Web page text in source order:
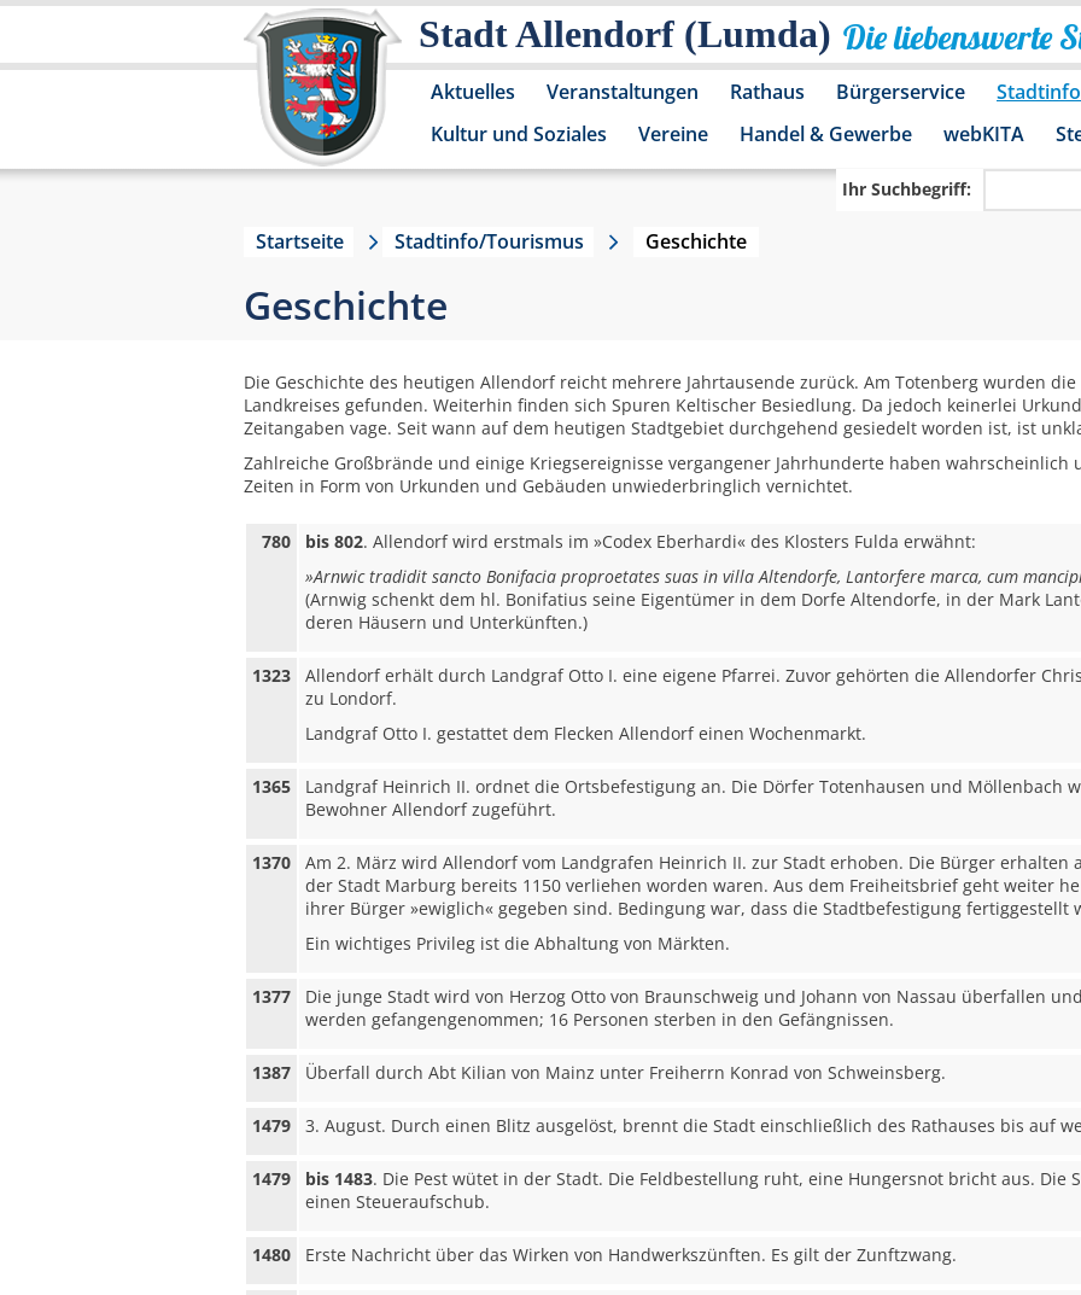
Stadt Allendorf (Lumda) Die liebenswerte
Aktuelles Veranstaltungen Rathaus Bürgerservice
Kultur und Soziales
Vereine Handel & Gewerbe webKITA
Ihr Suchbegriff:
Startseite Stadtinfo/Tourismus Geschichte
Geschichte
Die Geschichte des heutigen Allendorf reicht mehrere Jahrtausende zurück. Am Totenberg wurden
Landkreises gefunden. Weiterhin finden sich Spuren Keltischer Besiedlung. Da jedoch keinerlei
Zeitangaben vage. Seit wann auf dem heutigen Stadtgebiet durchgehend gesiedelt worden ist, ist
Zahlreiche Großbrände und einige Kriegsereignisse vergangener Jahrhunderte haben
Zeiten in Form von Urkunden und Gebäuden unwiederbringlich vernichtet.
780 bis 802. Allendorf wird erstmals im »Codex Eberhardi« des Klosters Fulda erwähnt:
»Arnwic tradidit sancto Bonifacia proproetates suas in villa Altendorfe, Lantorfere marca, cum
(Arnwig schenkt dem hl. Bonifatius seine Eigentümer in dem Dorfe Altendorfe, in der Mark
deren Häusern und Unterkünften.)
1323
Allendorf erhält durch Landgraf Otto I. eine eigene Pfarrei. Zuvor gehörten die Allendorfer
zu Londorf.
Landgraf Otto I. gestattet dem Flecken Allendorf einen Wochenmarkt.
1365
Landgraf Heinrich II. ordnet die Ortsbefestigung an. Die Dörfer Totenhausen und Möllenbach
Bewohner Allendorf zugeführt.
1370
Am 2. März wird Allendorf vom Landgrafen Heinrich II. zur Stadt erhoben. Die Bürger erhalten
der Stadt Marburg bereits 1150 verliehen worden waren. Aus dem Freiheitsbrief geht weiter
ihrer Bürger »ewiglich« gegeben sind. Bedingung war, dass die Stadtbefestigung fertiggestellt
Ein wichtiges Privileg ist die Abhaltung von Märkten.
1377
Die junge Stadt wird von Herzog Otto von Braunschweig und Johann von Nassau überfallen
werden gefangengenommen; 16 Personen sterben in den Gefängnissen.
1387 Überfall durch Abt Kilian von Mainz unter Freiherrn Konrad von Schweinsberg.
1479 3. August. Durch einen Blitz ausgelöst, brennt die Stadt einschließlich des Rathauses bis auf
1479 bis 1483. Die Pest wütet in der Stadt. Die Feldbestellung ruht, eine Hungersnot bricht aus. Die
einen Steueraufschub.
1480 Erste Nachricht über das Wirken von Handwerkszünften. Es gilt der Zunftzwang.